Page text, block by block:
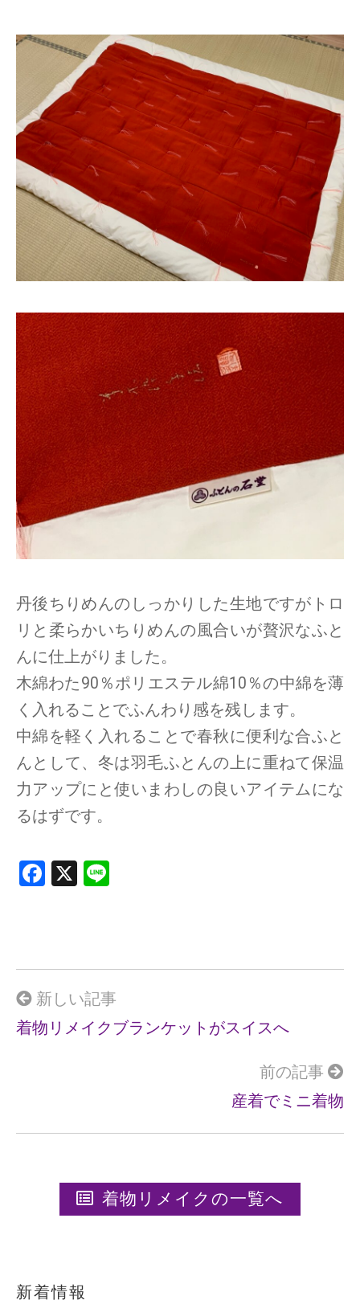
丹後ちりめんのしっかりした生地ですがトロ
リと柔らかいちりめんの風合いが贅沢なふと
んに仕上がりました。
木綿わた90％ポリエステル綿10％の中綿を薄
く入れることでふんわり感を残します。
中綿を軽く入れることで春秋に便利な合ふと
んとして、冬は羽毛ふとんの上に重ねて保温
力アップにと使いまわしの良いアイテムにな
るはずです。
F
o
o
k
X
新しい記事
着物リメイクブランケットがスイスへ
前の記事
産着でミニ着物
着物リメイクの一覧へ
新着情報